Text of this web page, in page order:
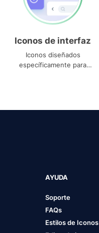
Iconos de interfaz
Iconos diseñados
específicamente para
AYUDA
Soporte
FAQs
Estilos de Iconos